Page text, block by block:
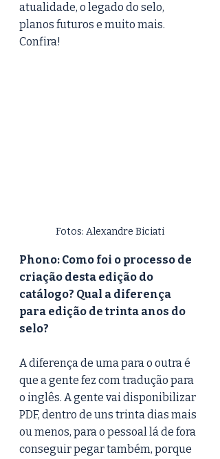
atualidade, o legado do selo,
planos futuros e muito mais.
Confira!
Fotos: Alexandre Biciati
Phono: Como foi o processo de
criação desta edição do
catálogo? Qual a diferença
para edição de trinta anos do
selo?
A diferença de uma para o outra é
que a gente fez com tradução para
o inglês. A gente vai disponibilizar
PDF, dentro de uns trinta dias mais
ou menos, para o pessoal lá de fora
conseguir pegar também, porque